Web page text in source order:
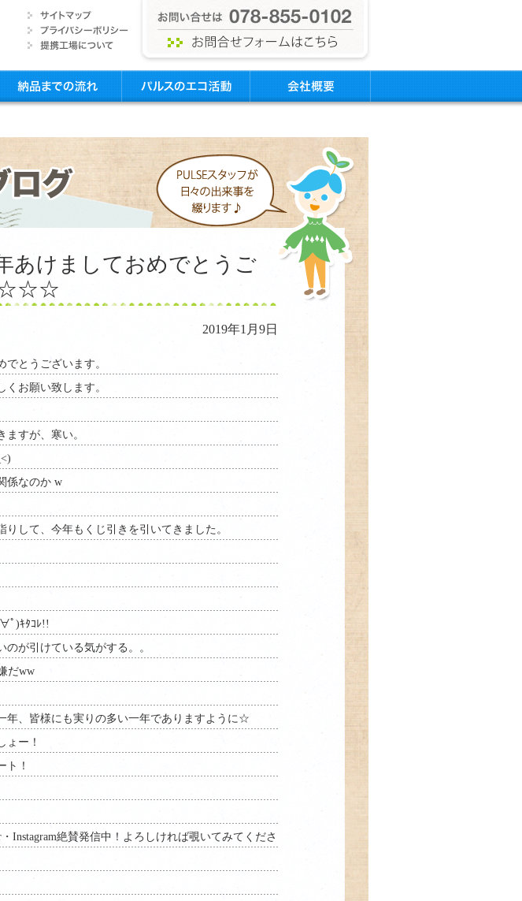
けましておめでとうご
☆☆☆
2019年1月9日
でとうございます。
くお願い致します。
ますが、寒い。
係なのか w
りして、今年もくじ引きを引いてきました。
ﾟ)ｷﾀｺﾚ!!
のが引けている気がする。。
だww
年、皆様にも実りの多い一年でありますように☆
ょー！
ト！
Instagram絶賛発信中！よろしければ覗いてみてくださ